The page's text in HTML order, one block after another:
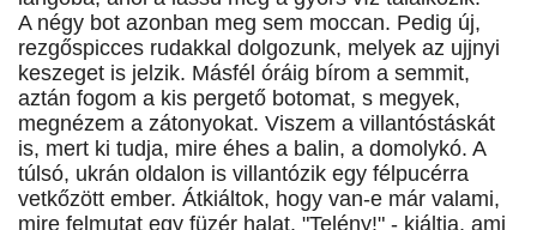
A négy bot azonban meg sem moccan. Pedig új,
rezgőspicces rudakkal dolgozunk, melyek az ujjnyi
keszeget is jelzik. Másfél óráig bírom a semmit,
aztán fogom a kis pergető botomat, s megyek,
megnézem a zátonyokat. Viszem a villantóstáskát
is, mert ki tudja, mire éhes a balin, a domolykó. A
túlsó, ukrán oldalon is villantózik egy félpucérra
vetkőzött ember. Átkiáltok, hogy van-e már valami,
mire felmutat egy füzér halat. "Telény!" - kiáltja, ami